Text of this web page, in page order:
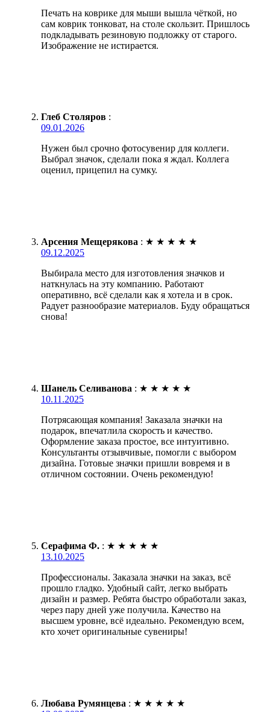
Печать на коврике для мыши вышла чёткой, но
сам коврик тонковат, на столе скользит. Пришлось
подкладывать резиновую подложку от старого.
Изображение не истирается.
Глеб Столяров :
09.01.2026
Нужен был срочно фотосувенир для коллеги.
Выбрал значок, сделали пока я ждал. Коллега
оценил, прицепил на сумку.
Арсения Мещерякова : ★ ★ ★ ★ ★
09.12.2025
Выбирала место для изготовления значков и
наткнулась на эту компанию. Работают
оперативно, всё сделали как я хотела и в срок.
Радует разнообразие материалов. Буду обращаться
снова!
Шанель Селиванова : ★ ★ ★ ★ ★
10.11.2025
Потрясающая компания! Заказала значки на
подарок, впечатлила скорость и качество.
Оформление заказа простое, все интуитивно.
Консультанты отзывчивые, помогли с выбором
дизайна. Готовые значки пришли вовремя и в
отличном состоянии. Очень рекомендую!
Серафима Ф. : ★ ★ ★ ★ ★
13.10.2025
Профессионалы. Заказала значки на заказ, всё
прошло гладко. Удобный сайт, легко выбрать
дизайн и размер. Ребята быстро обработали заказ,
через пару дней уже получила. Качество на
высшем уровне, всё идеально. Рекомендую всем,
кто хочет оригинальные сувениры!
Любава Румянцева : ★ ★ ★ ★ ★